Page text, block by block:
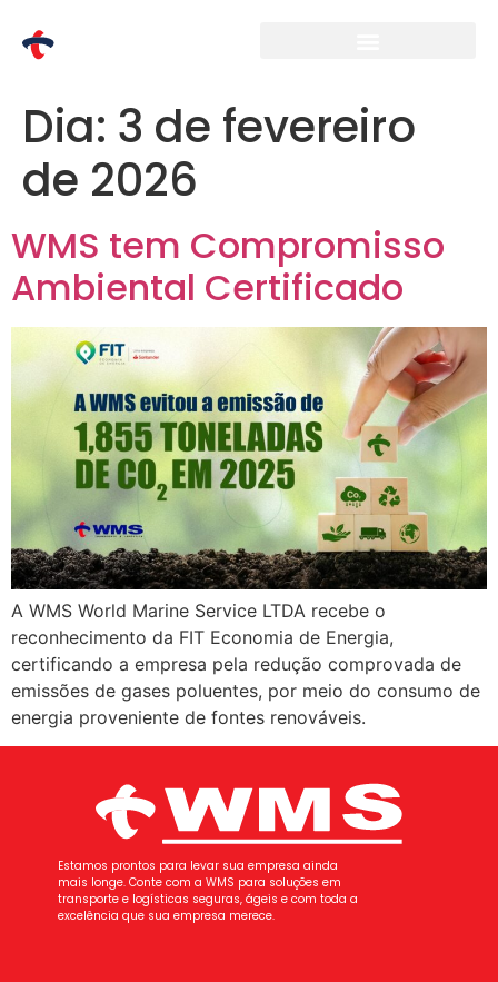
Dia: 3 de fevereiro
de 2026
WMS tem Compromisso
Ambiental Certificado
A WMS World Marine Service LTDA recebe o
reconhecimento da FIT Economia de Energia,
certificando a empresa pela redução comprovada de
emissões de gases poluentes, por meio do consumo de
energia proveniente de fontes renováveis.
Estamos prontos para levar sua empresa ainda
mais longe. Conte com a WMS para soluções em
transporte e logísticas seguras, ágeis e com toda a
excelência que sua empresa merece.